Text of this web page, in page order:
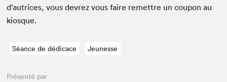
d’autrices, vous devrez vous faire remet­tre un coupon au
kiosque.
Séance de dédicace Jeunesse
Présenté par